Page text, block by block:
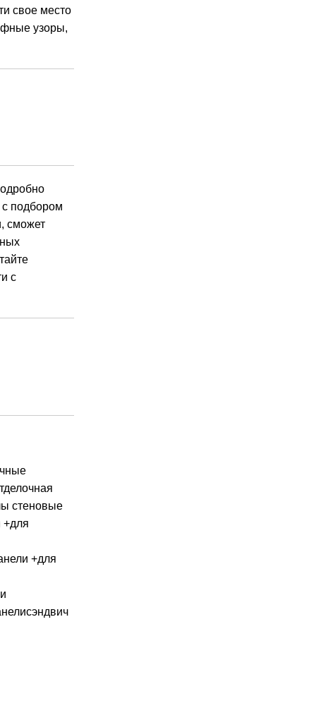
свое место
узоры,
с подбором
сможет
с
стеновые
+для
+для
сэндвич